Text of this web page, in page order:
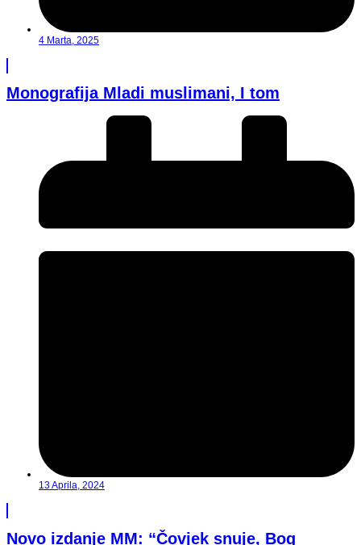
4 Marta, 2025
Monografija Mladi muslimani, I tom
13 Aprila, 2024
Novo izdanje MM: “Čovjek snuje, Bog